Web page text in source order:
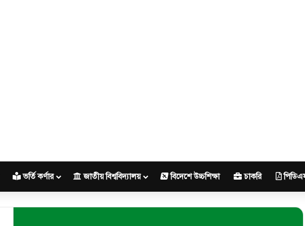
ভর্তি কর্ণার জাতীয় বিশ্ববিদ্যালয় বিদেশে উচ্চশিক্ষা চাকরি